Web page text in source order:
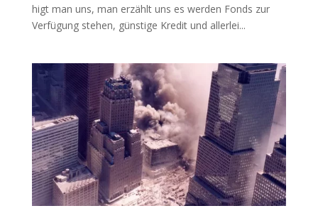
higt man uns, man erzählt uns es wer­den Fonds zur
Ver­fü­gung ste­hen, güns­ti­ge Kre­dit und aller­lei...